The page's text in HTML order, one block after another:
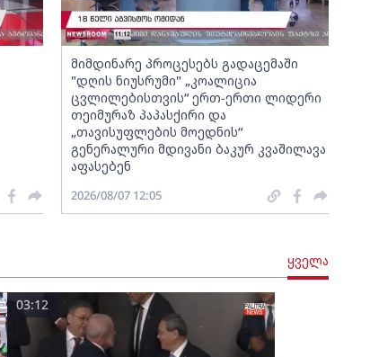
მიმდინარე პროცესებს გადაცემაში
"დღის ნიუსრუმი" „კოალიცია
ცვლილებისთვის“ ერთ-ერთი ლიდერი
თეიმურაზ პაპასქირი და
„თავისუფლების მოედნის“
გენერალური მდივანი ბაკურ კვაშილავა
აფასებენ
2026/08/07 12:05
ყველა
03:12